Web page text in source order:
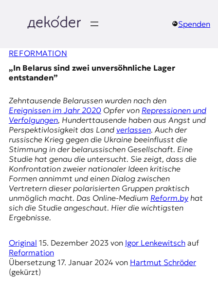
springen
e
k
o
d
e
r
|
D
E
K
O
D
Spenden
REFORMATION
„In Belarus sind zwei unversöhnliche Lager
entstanden”
Zehntausende Belarussen wurden nach den
Ereignissen im Jahr 2020Opfer von Repressionen und
Verfolgungen, Hunderttausende haben aus Angst und
Perspektivlosigkeit das Land verlassen. Auch der
russische Krieg gegen die Ukraine beeinflusst die
Stimmung in der belarussischen Gesellschaft. Eine
Studie hat genau die untersucht. Sie zeigt, dass die
Konfrontation zweier nationaler Ideen kritische
Formen annimmt und einen Dialog zwischen
Vertretern dieser polarisierten Gruppen praktisch
unmöglich macht. Das Online-Medium Reform.byhat
sich die Studie angeschaut. Hier die wichtigsten
Ergebnisse.
Original 15. Dezember 2023von Igor Lenkewitschauf
Reformation
Übersetzung 17. Januar 2024 von Hartmut Schröder
(gekürzt)